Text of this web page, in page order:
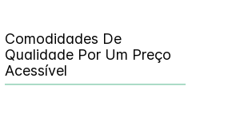
Comodidades De
Qualidade Por Um Preço
Acessível